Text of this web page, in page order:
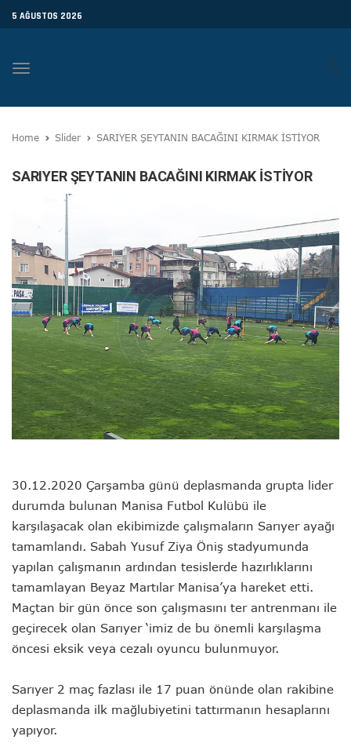
5 AĞUSTOS 2026
Toggle
Home Slider SARIYER ŞEYTANIN BACAĞINI KIRMAK İSTİYOR
SARIYER ŞEYTANIN BACAĞINI KIRMAK İSTİYOR
30.12.2020 Çarşamba günü deplasmanda grupta lider
durumda bulunan Manisa Futbol Kulübü ile
karşılaşacak olan ekibimizde çalışmaların Sarıyer ayağı
tamamlandı. Sabah Yusuf Ziya Öniş stadyumunda
yapılan çalışmanın ardından tesislerde hazırlıklarını
tamamlayan Beyaz Martılar Manisa’ya hareket etti.
Maçtan bir gün önce son çalışmasını ter antrenmanı ile
geçirecek olan Sarıyer ‘imiz de bu önemli karşılaşma
öncesi eksik veya cezalı oyuncu bulunmuyor.
Sarıyer 2 maç fazlası ile 17 puan önünde olan rakibine
deplasmanda ilk mağlubiyetini tattırmanın hesaplarını
yapıyor.